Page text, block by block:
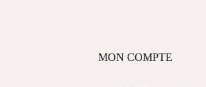
MON COMPTE